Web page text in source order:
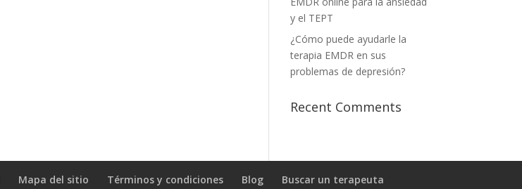
y el TEPT
¿Cómo puede ayudarle la
terapia EMDR en sus
problemas de depresión?
Recent Comments
Mapa del sitio Términos y condiciones Blog Buscar un terapeuta